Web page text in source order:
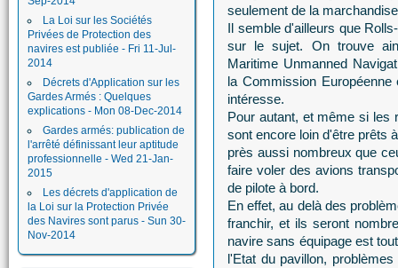
La Loi sur les Sociétés
Privées de Protection des
navires est publiée - Fri 11-Jul-
2014
Décrets d'Application sur les
Gardes Armés : Quelques
explications - Mon 08-Dec-2014
Gardes armés: publication de
l'arrêté définissant leur aptitude
professionnelle - Wed 21-Jan-
2015
Les décrets d'application de
la Loi sur la Protection Privée
des Navires sont parus - Sun 30-
Nov-2014
seulement de la
Il semble d'ailleurs que
sur le sujet. On trouve
Maritime Unmanned
la Commission
intéresse.
Pour autant, et même si les
sont encore loin d'être prêts
près aussi nombreux que
faire voler des avions
de pilote à bord.
En effet, au delà des
franchir, et ils seront
navire sans équipage est
l'Etat du pavillon,